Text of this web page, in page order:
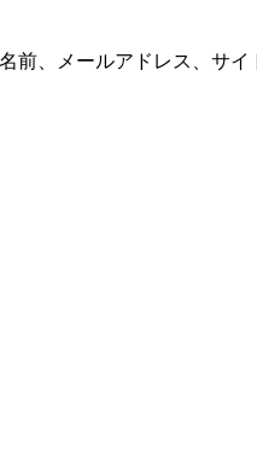
前、メールアドレス、サイ